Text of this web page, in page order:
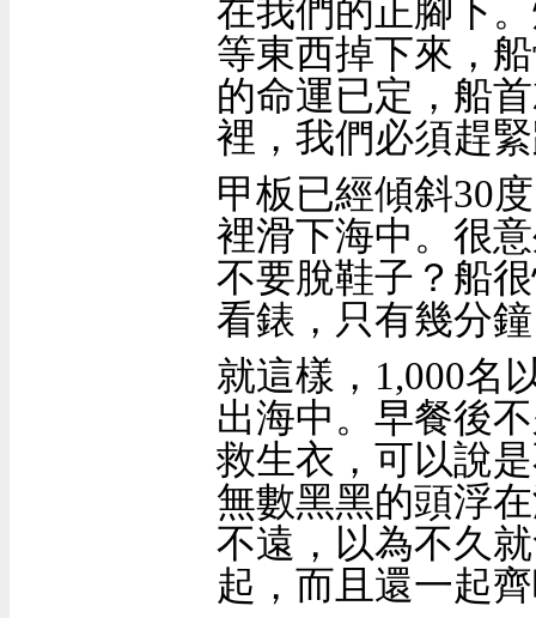
在我們的正腳下
等東西掉下來，
的命運已定，船
裡，我們必須趕
甲板已經傾斜30
裡滑下海中。很
不要脫鞋子？船
看錶，只有幾分
就這樣， 1,000名
出海中。早餐後
救生衣，可以說
無數黑黑的頭浮
不遠，以為不久
起，而且還一起